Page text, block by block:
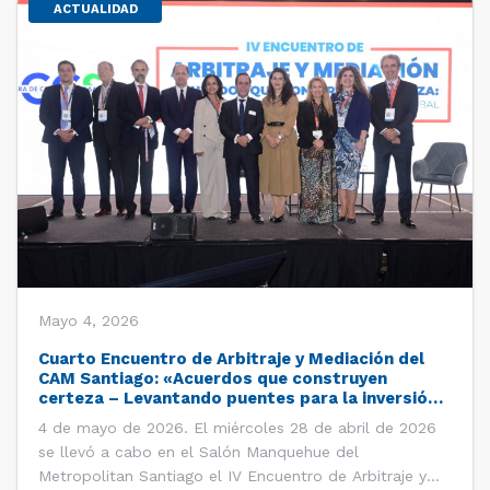
ACTUALIDAD
Mayo 4, 2026
Cuarto Encuentro de Arbitraje y Mediación del
CAM Santiago: «Acuerdos que construyen
certeza – Levantando puentes para la inversión
4 de mayo de 2026. El miércoles 28 de abril de 2026
se llevó a cabo en el Salón Manquehue del
Metropolitan Santiago el IV Encuentro de Arbitraje y